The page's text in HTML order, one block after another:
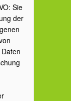
Sie
der